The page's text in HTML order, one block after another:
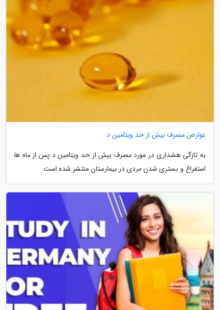
عوارض مصرف بیش از حد ویتامین د
به تازگی هشداری در مورد مصرف بیش از حد ویتامین د پس از ماه ها
استفراغ و بستری شدن مردی در بیمارستان منتشر شده است.